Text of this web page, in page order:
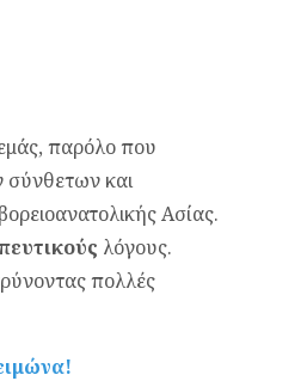
εμάς, παρόλο που
σύνθετων και
Ασίας.
λόγους.
πολλές